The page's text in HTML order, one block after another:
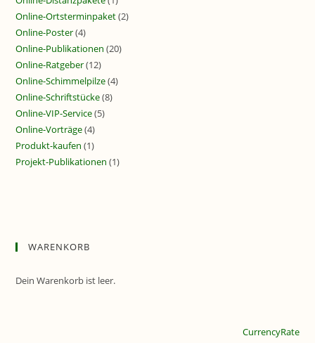
Online-Ortsterminpaket(2)
Online-Poster(4)
Online-Publikationen (20)
Online-Ratgeber(12)
Online-Schimmelpilze(4)
Online-Schriftstücke(8)
Online-VIP-Service(5)
Online-Vorträge(4)
Produkt-kaufen (1)
Projekt-Publikationen (1)
WARENKORB
Dein Warenkorb ist leer.
CurrencyRate